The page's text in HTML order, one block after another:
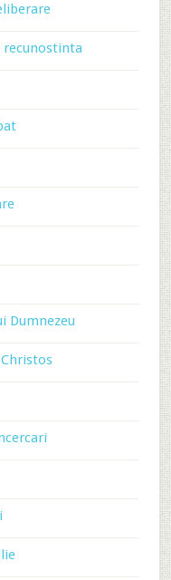
recunostinta
Dumnezeu